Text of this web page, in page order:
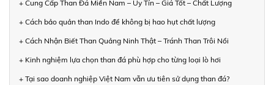
+ Cung Cấp Than Đá Miền Nam – Uy Tín – Giá Tốt – Chất Lượng
+ Cách bảo quản than Indo để không bị hao hụt chất lượng
+ Cách Nhận Biết Than Quảng Ninh Thật – Tránh Than Trôi Nổi
+ Kinh nghiệm lựa chọn than đá phù hợp cho từng loại lò hơi
+ Tại sao doanh nghiệp Việt Nam vẫn ưu tiên sử dụng than đá?